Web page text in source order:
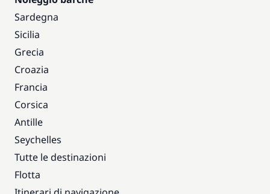
Sardegna
Sicilia
Grecia
Croazia
Francia
Corsica
Antille
Seychelles
Tutte le destinazioni
Flotta